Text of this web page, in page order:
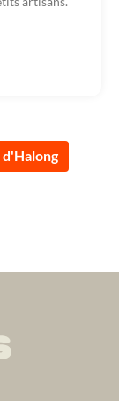
d'Halong